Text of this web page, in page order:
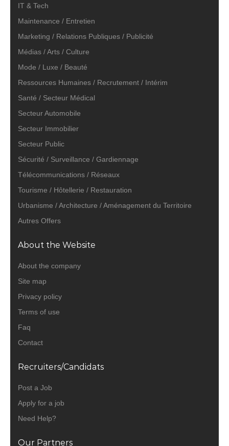
IT & Tech
Maintenance / Entretien
Marketing / Relations Publiques / Publicité
Médias / Arts / Culture
Mode / Luxe / Beauté
Ressources Humaines / Recrutement / Intérim
Santé / Secteur Médical
Secteur Automobile
Secteur Immobilier
Secteur Public
Sécurité / Surveillance / Gardiennage
Télécommunications / Réseaux
Tourisme / Hôtellerie / Restauration
Urbanisme / Architecture / Aménagement du Territoire
Autres Offers
About the Website
About the company
Site map
Privacy policy
Terms of use
Faq
Contact
Recruiters/Candidats
Post a Job
Apply for a job
Need Help?
Our Partners